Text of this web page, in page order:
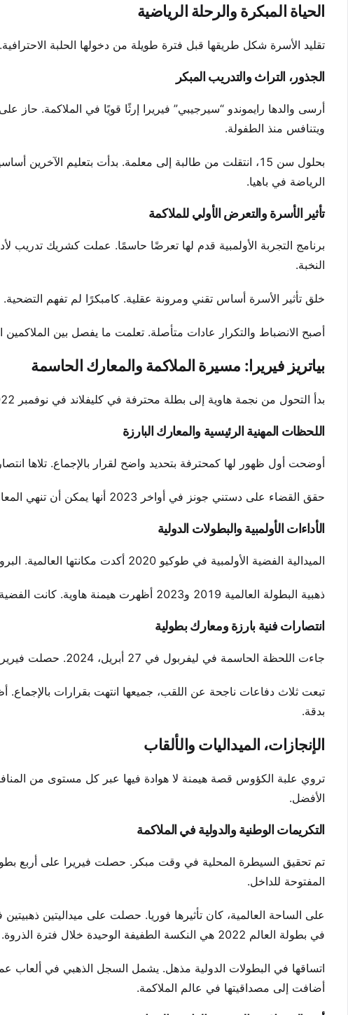
الحياة المبكرة والرحلة الرياضية
تقليد الأسرة شكل طريقها قبل فترة طويلة من دخولها الحلبة
الجذور، التراث والتدريب المبكر
أرسى والدها رايموندو “سيرجيبي” فيريرا إرثًا قويًا في الملاكمة. حاز
ويتنافس منذ الطفولة.
بحلول سن 15، انتقلت من طالبة إلى معلمة. بدأت بتعليم
الرياضة في باهيا.
تأثير الأسرة والتعرض الأولي للملاكمة
النخبة.
خلق تأثير الأسرة أساس تقني ومرونة عقلية. كامبكرًا لم تفهم التضحية.
أصبح الانضباط والتكرار عادات متأصلة. تعلمت ما يفصل بين
بياتريز فيريرا: مسيرة الملاكمة والمعارك الحاسمة
بدأ التحول من نجمة هاوية إلى بطلة محترفة في كليفلاند في نوفمبر 2022. كل مواجهة ساهمت في الوصول إلى واقع البطولة.
اللحظات المهنية الرئيسية والمعارك البارزة
أوضحت أول ظهور لها كمحترفة بتحديد واضح لقرار بالإجماع. تلاها
حقق القضاء على دستني جونز في أواخر 2023 أنها يمكن أن تنهي المعارك بشكل دراماتيكي. أظهرت هذه الانتصارات المبكرة أنها منافسة جادة.
الأداءات الأولمبية والبطولات الدولية
الميدالية الفضية الأولمبية في طوكيو 2020 أكدت مكانتها العالمية. البرونزية في باريس 2024 أضافت ميدالية رئيسية أخرى لمجموعتها.
ذهبية البطولة العالمية 2019 و2023 أظهرت هيمنة هاوية. كانت الفضية في 2022 تمثل التعثر الوحيد خلال تلك الفترة القوية.
انتصارات فنية بارزة ومعارك بطولية
جاءت اللحظة الحاسمة في ليفربول في 27 أبريل، 2024. حصلت فيريرا على لقب الاتحاد الدولي للملاكمة للوزن الخفيف بقرار فني.
تبعت ثلاث دفاعات ناجحة عن اللقب، جميعها انتهت بقرارات
بدقة.
الإنجازات، الميداليات والألقاب
تروي علبة الكؤوس قصة هيمنة لا هوادة فيها عبر كل مستوى من
الأفضل.
التكريمات الوطنية والدولية في الملاكمة
تم تحقيق السيطرة المحلية في وقت مبكر. حصلت فيريرا على أربع
المفتوحة للداخل.
على الساحة العالمية، كان تأثيرها فوريا. حصلت على ميداليتين
في بطولة العالم 2022 هي النكسة الطفيفة الوحيدة خلال فترة الذروة.
اتساقها في البطولات الدولية مذهل. يشمل السجل الذهبي في ألعاب
أضافت إلى مصداقيتها في عالم الملاكمة.